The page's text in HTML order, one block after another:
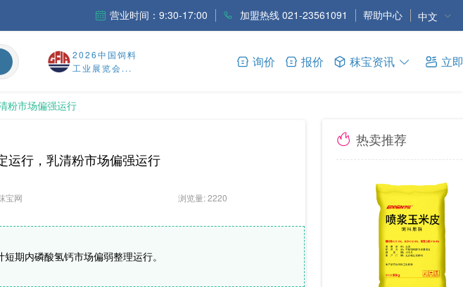
营业时间：9:30-17:00 加盟热线 021-23561091 帮助中心 中文
2026中国饲料
工业展览会...
询价 报价 秣宝资讯 立
粉市场偏强运行
运行，乳清粉市场偏强运行
宝网 浏览量: 2220
期内磷酸氢钙市场偏弱整理运行。
热卖推荐